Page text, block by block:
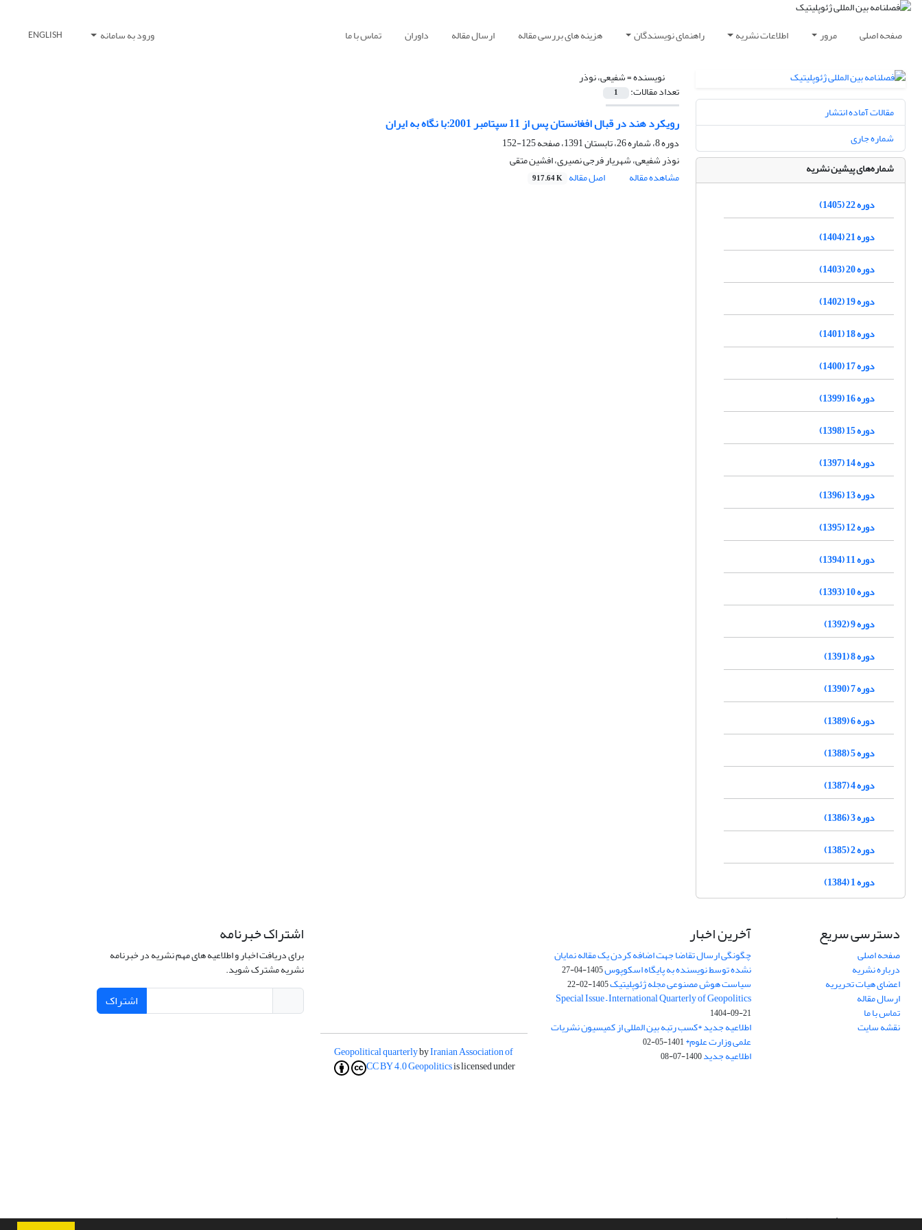
صفحه اصلی مرور اطلاعات نشریه راهنمای نویسندگان هزینه های بررسی مقاله ارسال مقاله داوران تماس با ما ورود به سامانه ENGLISH
نویسنده =شفیعی، نوذر
تعداد مقالات: 1
رویکرد هند در قبال افغانستان پس از 11 سپتامبر 2001:با نگاه به ایران
دوره 8، شماره 26، تابستان 1391، صفحه
125-152
نوذر شفیعی، شهریار فرجی نصیری، افشین متقی
مشاهده مقاله
اصل مقاله 917.64 K
مقالات آماده انتشار
شماره جاری
شماره‌های پیشین نشریه
دوره 22 (1405)
دوره 21 (1404)
دوره 20 (1403)
دوره 19 (1402)
دوره 18 (1401)
دوره 17 (1400)
دوره 16 (1399)
دوره 15 (1398)
دوره 14 (1397)
دوره 13 (1396)
دوره 12 (1395)
دوره 11 (1394)
دوره 10 (1393)
دوره 9 (1392)
دوره 8 (1391)
دوره 7 (1390)
دوره 6 (1389)
دوره 5 (1388)
دوره 4 (1387)
دوره 3 (1386)
دوره 2 (1385)
دوره 1 (1384)
دسترسی سریع
صفحه اصلی
درباره نشریه
اعضای هیات تحریریه
ارسال مقاله
تماس با ما
نقشه سایت
آخرین اخبار
چگونگی ارسال تقاضا جهت اضافه کردن یک مقاله نمایان
نشده توسط نویسنده به پایگاه اسکوپوس1405-04-27
سیاست هوش مصنوعی مجله ژئوپلیتیک1405-02-22
Special Issue – International Quarterly of Geopolitics
1404-09-21
اطلاعیه جدید *کسب رتبه بین المللی از کمیسیون نشریات
علمی وزارت علوم*1401-05-02
اطلاعیه جدید1400-07-08
Geopolitical quarterlybyIranian Association of
Geopoliticsis licensed under
CC BY 4.0
اشتراک خبرنامه
برای دریافت اخبار و اطلاعیه های مهم نشریه در خبرنامه
نشریه مشترک شوید.
اشتراک
سامانه مدیریت نشریات علمی.طراحی و پیاده سازی ازسیناوب